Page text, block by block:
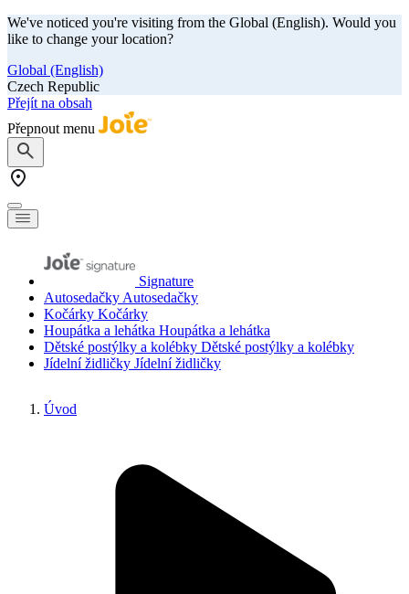
We've noticed you're visiting from the Global (English). Would you
like to change your location?
Global (English)
Czech Republic
Přejít na obsah
Přepnout menu
Signature
Autosedačky Autosedačky
Kočárky Kočárky
Houpátka a lehátka Houpátka a lehátka
Dětské postýlky a kolébky Dětské postýlky a kolébky
Jídelní židličky Jídelní židličky
Úvod